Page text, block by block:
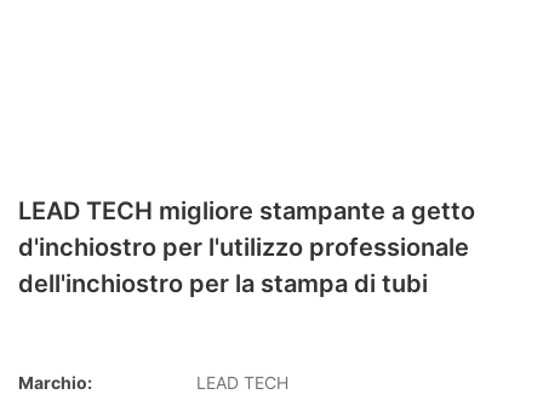
LEAD TECH migliore stampante a getto
d'inchiostro per l'utilizzo professionale
dell'inchiostro per la stampa di tubi
Marchio:
LEAD TECH